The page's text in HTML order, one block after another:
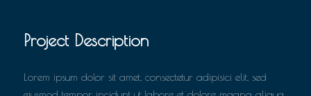
Project Description
Lorem ipsum dolor sit amet, consectetur adipisici elit, sed